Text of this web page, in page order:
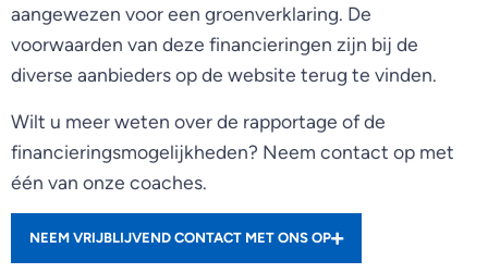
aangewezen voor een groenverklaring. De
voorwaarden van deze financieringen zijn bij de
diverse aanbieders op de website terug te vinden.
Wilt u meer weten over de rapportage of de
financieringsmogelijkheden? Neem contact op met
één van onze coaches.
NEEM VRIJBLIJVEND CONTACT MET ONS OP